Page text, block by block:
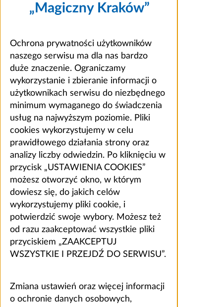
„Magiczny Kraków”
Ochrona prywatności użytkowników
naszego serwisu ma dla nas bardzo
duże znaczenie. Ograniczamy
wykorzystanie i zbieranie informacji o
użytkownikach serwisu do niezbędnego
minimum wymaganego do świadczenia
usług na najwyższym poziomie. Pliki
cookies wykorzystujemy w celu
prawidłowego działania strony oraz
analizy liczby odwiedzin. Po kliknięciu w
przycisk „USTAWIENIA COOKIES”
możesz otworzyć okno, w którym
dowiesz się, do jakich celów
wykorzystujemy pliki cookie, i
potwierdzić swoje wybory. Możesz też
od razu zaakceptować wszystkie pliki
przyciskiem „ZAAKCEPTUJ
WSZYSTKIE I PRZEJDŹ DO SERWISU”.
Zmiana ustawień oraz więcej informacji
o ochronie danych osobowych,